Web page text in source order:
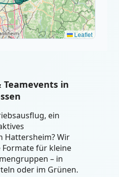
Leaflet
in
ein
Hattersheim? Wir
Formate für kleine
– in
oder im Grünen.